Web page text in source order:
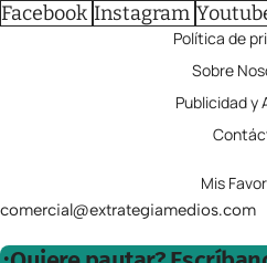
Facebook Instagram
Política de
Sobre
Publicidad y
Mis
comercial@extrategiamedios.com